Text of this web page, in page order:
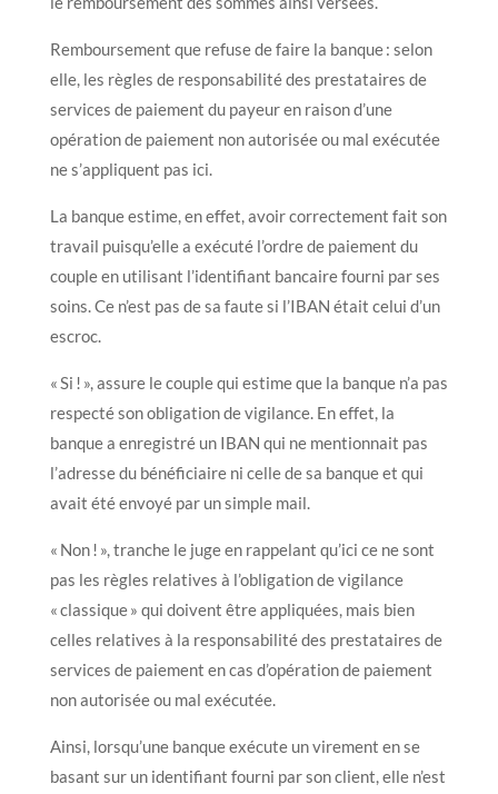
Remboursement que refuse de faire la banque : selon
elle, les règles de responsabilité des prestataires de
services de paiement du payeur en raison d’une
opération de paiement non autorisée ou mal exécutée
ne s’appliquent pas ici.
La banque estime, en effet, avoir correctement fait son
travail puisqu’elle a exécuté l’ordre de paiement du
couple en utilisant l’identifiant bancaire fourni par ses
soins. Ce n’est pas de sa faute si l’IBAN était celui d’un
escroc.
« Si ! », assure le couple qui estime que la banque n’a pas
respecté son obligation de vigilance. En effet, la
banque a enregistré un IBAN qui ne mentionnait pas
l’adresse du bénéficiaire ni celle de sa banque et qui
avait été envoyé par un simple mail.
« Non ! », tranche le juge en rappelant qu’ici ce ne sont
pas les règles relatives à l’obligation de vigilance
« classique » qui doivent être appliquées, mais bien
celles relatives à la responsabilité des prestataires de
services de paiement en cas d’opération de paiement
non autorisée ou mal exécutée.
Ainsi, lorsqu’une banque exécute un virement en se
basant sur un identifiant fourni par son client, elle n’est